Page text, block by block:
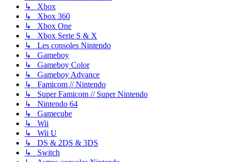
↳ Xbox
↳ Xbox 360
↳ Xbox One
↳ Xbox Serie S & X
↳ Les consoles Nintendo
↳ Gameboy
↳ Gameboy Color
↳ Gameboy Advance
↳ Famicom // Nintendo
↳ Super Famicom // Super Nintendo
↳ Nintendo 64
↳ Gamecube
↳ Wii
↳ Wii U
↳ DS & 2DS & 3DS
↳ Switch